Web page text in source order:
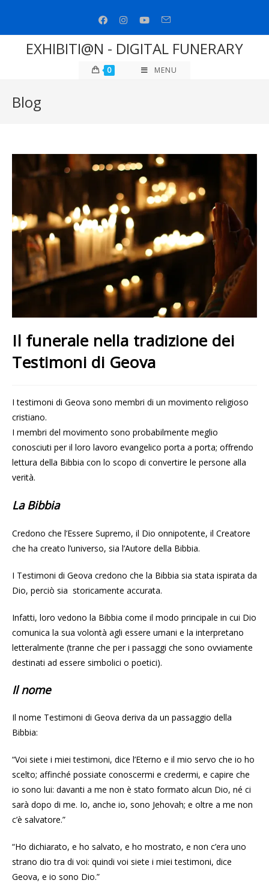
contenuto
EXHIBITI@N - DIGITAL FUNERARY
0 MENU
Blog
Il funerale nella tradizione dei
Testimoni di Geova
I testimoni di Geova sono membri di un movimento religioso
cristiano.
I membri del movimento sono probabilmente meglio
conosciuti per il loro lavoro evangelico porta a porta; offrendo
lettura della Bibbia con lo scopo di convertire le persone alla
verità.
La Bibbia
Credono che l’Essere Supremo, il Dio onnipotente, il Creatore
che ha creato l’universo, sia l’Autore della Bibbia.
I Testimoni di Geova credono che la Bibbia sia stata ispirata da
Dio, perciò sia storicamente accurata.
Infatti, loro vedono la Bibbia come il modo principale in cui Dio
comunica la sua volontà agli essere umani e la interpretano
letteralmente (tranne che per i passaggi che sono ovviamente
destinati ad essere simbolici o poetici).
Il nome
Il nome Testimoni di Geova deriva da un passaggio della
Bibbia:
“Voi siete i miei testimoni, dice l’Eterno e il mio servo che io ho
scelto; affinché possiate conoscermi e credermi, e capire che
io sono lui: davanti a me non è stato formato alcun Dio, né ci
sarà dopo di me. Io, anche io, sono Jehovah; e oltre a me non
c’è salvatore.”
“Ho dichiarato, e ho salvato, e ho mostrato, e non c’era uno
strano dio tra di voi: quindi voi siete i miei testimoni, dice
Geova, e io sono Dio.”